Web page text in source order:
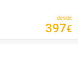
desde
397€